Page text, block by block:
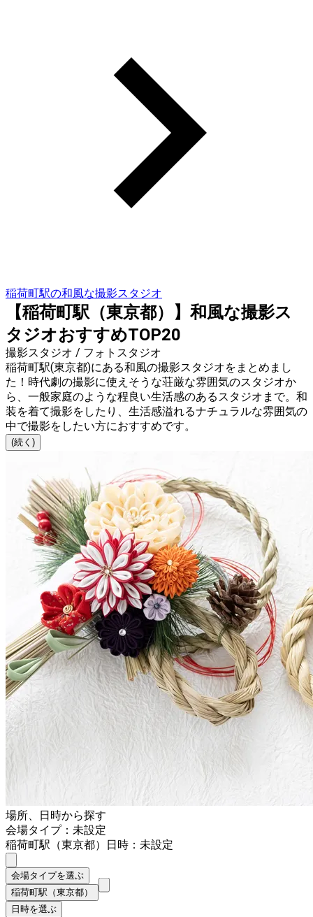
稲荷町駅の和風な撮影スタジオ
【稲荷町駅（東京都）】和風な撮影ス
タジオおすすめTOP20
撮影スタジオ / フォトスタジオ
稲荷町駅(東京都)にある和風の撮影スタジオをまとめまし
た！時代劇の撮影に使えそうな荘厳な雰囲気のスタジオか
ら、一般家庭のような程良い生活感のあるスタジオまで。和
装を着て撮影をしたり、生活感溢れるナチュラルな雰囲気の
中で撮影をしたい方におすすめです。
(続く)
場所、日時から探す
会場タイプ：未設定
稲荷町駅（東京都）
日時：未設定
会場タイプを選ぶ
稲荷町駅（東京都）
日時を選ぶ